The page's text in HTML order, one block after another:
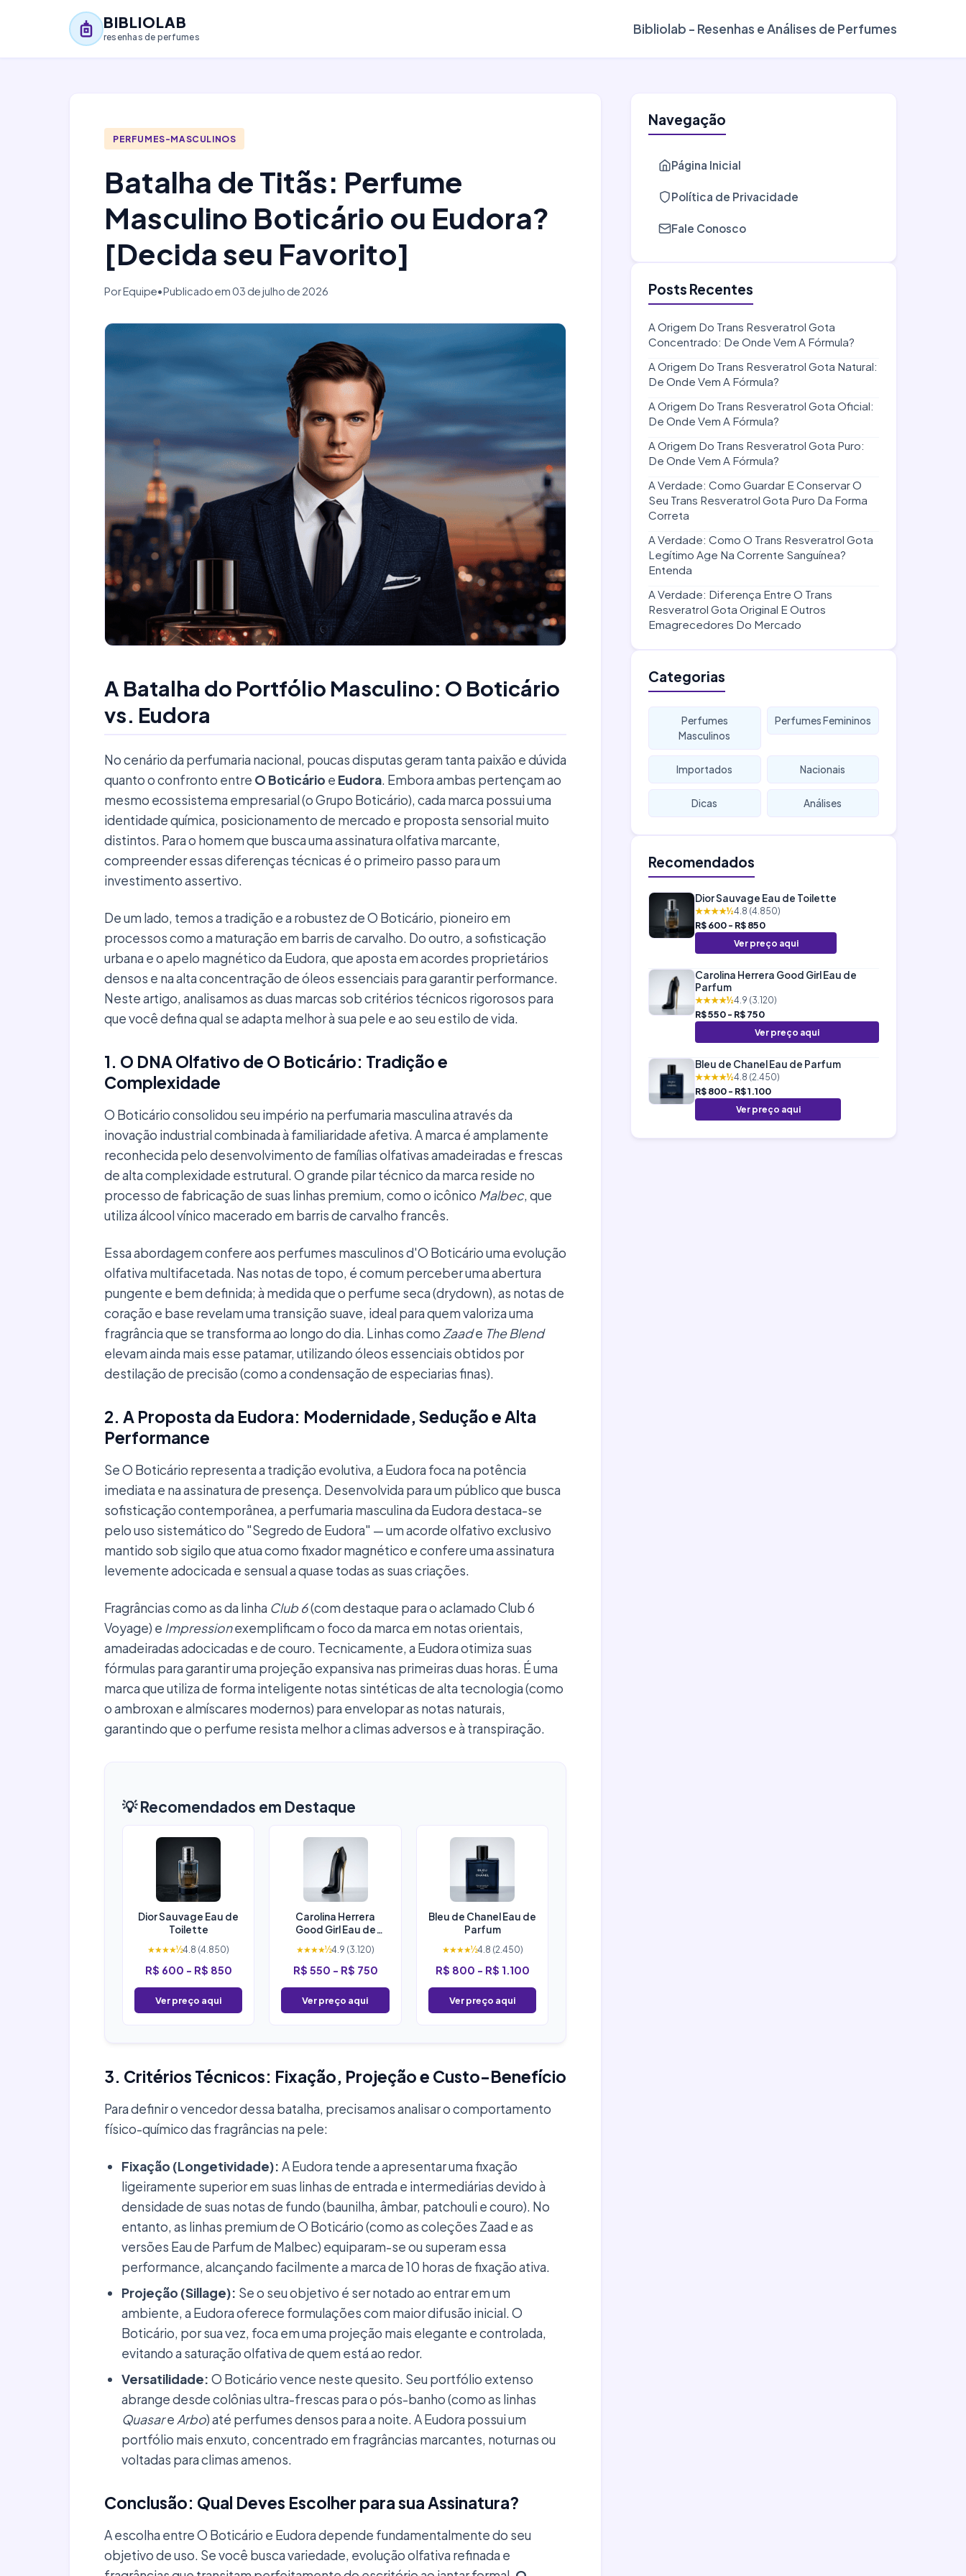
BIBLIOLAB
resenhas de perfumes Bibliolab - Resenhas e Análises de Perfumes
PERFUMES-MASCULINOS
Batalha de Titãs: Perfume
Masculino Boticário ou Eudora?
[Decida seu Favorito]
Por Equipe•Publicado em 03 de julho de 2026
A Batalha do Portfólio Masculino: O Boticário
vs. Eudora
No cenário da perfumaria nacional, poucas disputas geram tanta paixão e dúvida
quanto o confronto entre O Boticário e Eudora. Embora ambas pertençam ao
mesmo ecossistema empresarial (o Grupo Boticário), cada marca possui uma
identidade química, posicionamento de mercado e proposta sensorial muito
distintos. Para o homem que busca uma assinatura olfativa marcante,
compreender essas diferenças técnicas é o primeiro passo para um
investimento assertivo.
De um lado, temos a tradição e a robustez de O Boticário, pioneiro em
processos como a maturação em barris de carvalho. Do outro, a sofisticação
urbana e o apelo magnético da Eudora, que aposta em acordes proprietários
densos e na alta concentração de óleos essenciais para garantir performance.
Neste artigo, analisamos as duas marcas sob critérios técnicos rigorosos para
que você defina qual se adapta melhor à sua pele e ao seu estilo de vida.
1. O DNA Olfativo de O Boticário: Tradição e
Complexidade
O Boticário consolidou seu império na perfumaria masculina através da
inovação industrial combinada à familiaridade afetiva. A marca é amplamente
reconhecida pelo desenvolvimento de famílias olfativas amadeiradas e frescas
de alta complexidade estrutural. O grande pilar técnico da marca reside no
processo de fabricação de suas linhas premium, como o icônico Malbec, que
utiliza álcool vínico macerado em barris de carvalho francês.
Essa abordagem confere aos perfumes masculinos d'O Boticário uma evolução
olfativa multifacetada. Nas notas de topo, é comum perceber uma abertura
pungente e bem definida; à medida que o perfume seca (drydown), as notas de
coração e base revelam uma transição suave, ideal para quem valoriza uma
fragrância que se transforma ao longo do dia. Linhas como Zaade The Blend
elevam ainda mais esse patamar, utilizando óleos essenciais obtidos por
destilação de precisão (como a condensação de especiarias finas).
2. A Proposta da Eudora: Modernidade, Sedução e Alta
Performance
Se O Boticário representa a tradição evolutiva, a Eudora foca na potência
imediata e na assinatura de presença. Desenvolvida para um público que busca
sofisticação contemporânea, a perfumaria masculina da Eudora destaca-se
pelo uso sistemático do "Segredo de Eudora" — um acorde olfativo exclusivo
mantido sob sigilo que atua como fixador magnético e confere uma assinatura
levemente adocicada e sensual a quase todas as suas criações.
Fragrâncias como as da linha Club 6(com destaque para o aclamado Club 6
Voyage) e Impressionexemplificam o foco da marca em notas orientais,
amadeiradas adocicadas e de couro. Tecnicamente, a Eudora otimiza suas
fórmulas para garantir uma projeção expansiva nas primeiras duas horas. É uma
marca que utiliza de forma inteligente notas sintéticas de alta tecnologia (como
o ambroxan e almíscares modernos) para envelopar as notas naturais,
garantindo que o perfume resista melhor a climas adversos e à transpiração.
💡 Recomendados em Destaque
Dior Sauvage Eau de
Toilette
★★★★½4.8 (4.850)
R$ 600 - R$ 850
Ver preço aqui
Carolina Herrera
Good Girl Eau de
★★★★½4.9 (3.120)
R$ 550 - R$ 750
Ver preço aqui
Bleu de Chanel Eau de
Parfum
★★★★½4.8 (2.450)
R$ 800 - R$ 1.100
Ver preço aqui
3. Critérios Técnicos: Fixação, Projeção e Custo-Benefício
Para definir o vencedor dessa batalha, precisamos analisar o comportamento
físico-químico das fragrâncias na pele:
Fixação (Longetividade): A Eudora tende a apresentar uma fixação
ligeiramente superior em suas linhas de entrada e intermediárias devido à
densidade de suas notas de fundo (baunilha, âmbar, patchouli e couro). No
entanto, as linhas premium de O Boticário (como as coleções Zaad e as
versões Eau de Parfum de Malbec) equiparam-se ou superam essa
performance, alcançando facilmente a marca de 10 horas de fixação ativa.
Projeção (Sillage): Se o seu objetivo é ser notado ao entrar em um
ambiente, a Eudora oferece formulações com maior difusão inicial. O
Boticário, por sua vez, foca em uma projeção mais elegante e controlada,
evitando a saturação olfativa de quem está ao redor.
Versatilidade: O Boticário vence neste quesito. Seu portfólio extenso
abrange desde colônias ultra-frescas para o pós-banho (como as linhas
Quasare Arbo) até perfumes densos para a noite. A Eudora possui um
portfólio mais enxuto, concentrado em fragrâncias marcantes, noturnas ou
voltadas para climas amenos.
Conclusão: Qual Deves Escolher para sua Assinatura?
A escolha entre O Boticário e Eudora depende fundamentalmente do seu
objetivo de uso. Se você busca variedade, evolução olfativa refinada e
Navegação
Página Inicial
Política de Privacidade
Fale Conosco
Posts Recentes
A Origem Do Trans Resveratrol Gota
Concentrado: De Onde Vem A Fórmula?
A Origem Do Trans Resveratrol Gota Natural:
De Onde Vem A Fórmula?
A Origem Do Trans Resveratrol Gota Oficial:
De Onde Vem A Fórmula?
A Origem Do Trans Resveratrol Gota Puro:
De Onde Vem A Fórmula?
A Verdade: Como Guardar E Conservar O
Seu Trans Resveratrol Gota Puro Da Forma
Correta
A Verdade: Como O Trans Resveratrol Gota
Legítimo Age Na Corrente Sanguínea?
Entenda
A Verdade: Diferença Entre O Trans
Resveratrol Gota Original E Outros
Emagrecedores Do Mercado
Categorias
Perfumes
Masculinos
Perfumes Femininos
Importados Nacionais
Dicas Análises
Recomendados
Dior Sauvage Eau de Toilette
★★★★½4.8 (4.850)
R$ 600 - R$ 850
Ver preço aqui
Carolina Herrera Good Girl Eau de
Parfum
★★★★½4.9 (3.120)
R$ 550 - R$ 750
Ver preço aqui
Bleu de Chanel Eau de Parfum
★★★★½4.8 (2.450)
R$ 800 - R$ 1.100
Ver preço aqui